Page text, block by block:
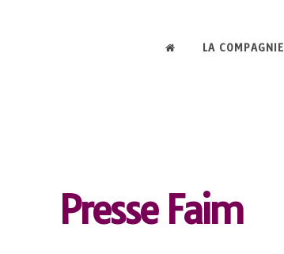
LA COMPAGNIE
Presse Faim